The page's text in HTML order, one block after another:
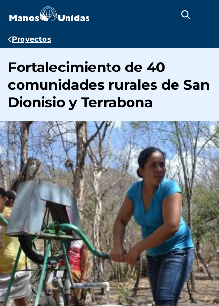
contenido
Ruta
navegación
Proyectos
Fortalecimiento de 40
comunidades rurales de San
Dionisio y Terrabona